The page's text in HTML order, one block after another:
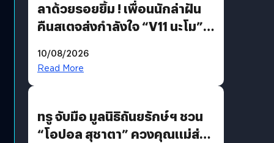
ลาด้วยรอยยิ้ม ! เพื่อนนักล่าฝัน
คืนสเตจส่งกำลังใจ “V11 นะโม”
รักแน่นฮอลล์
10/08/2026
Read More
ทรู จับมือ มูลนิธิถันยรักษ์ฯ ชวน
“โอปอล สุชาตา” ควงคุณแม่ส่ง